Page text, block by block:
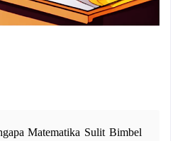
Matematika Sulit Bimbel